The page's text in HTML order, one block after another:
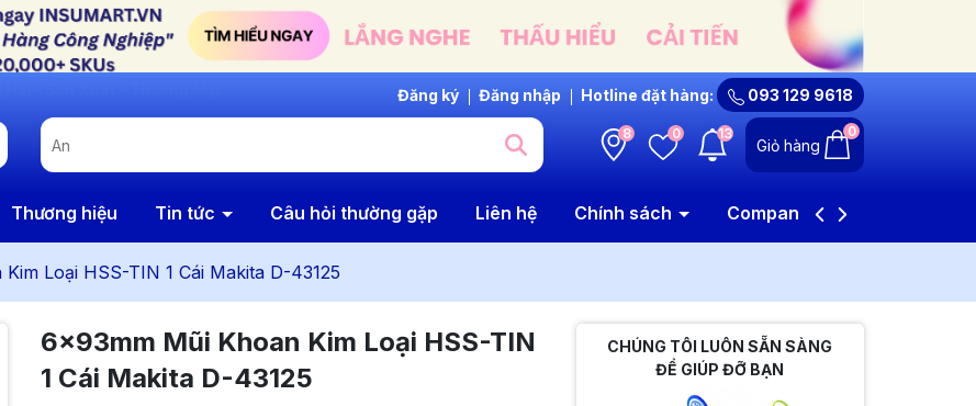
Đăng ký Đăng nhập Hotline đặt hàng: 093 129 9618
8 0 13
Giỏ hàng
0
Thương hiệu Tin tức Câu hỏi thường gặp Liên hệ Chính sách Company Profile
Loại HSS-TIN 1 Cái Makita D-43125
6x93mm Mũi Khoan Kim Loại HSS-TIN
1 Cái Makita D-43125
CHÚNG TÔI LUÔN SẴN SÀNG
ĐỂ GIÚP ĐỠ BẠN